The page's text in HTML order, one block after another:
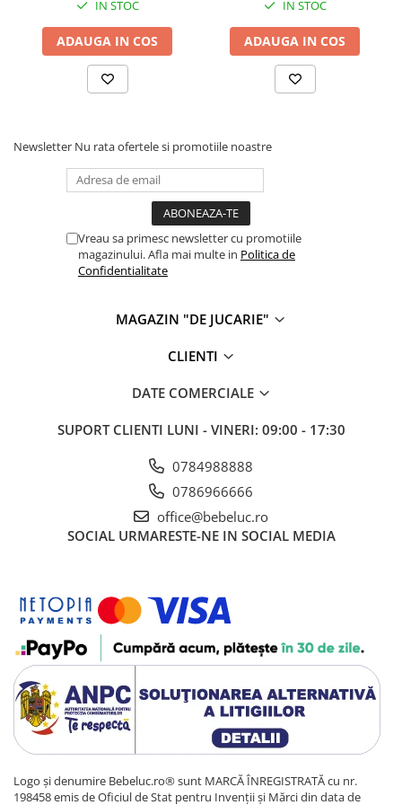
Carti de colorat
Carticele interactive
Cadouri copii
Ceasuri copii
Idei cadou fetite
Cadouri bebelusi
Cadouri ieftine pentru copii
Cadouri botez
Cadou copii 2 ani
Cadou copii 4 ani
Cadou copii 8 ani
Cadou copii 12 ani
Penar fete
Agenda copii
Caserola compartimentata copii
Etui Ochelari
Ghiozdan baieti
Ghiozdan fete
Papetarie
IN STOC
ADAUGA IN COS
IN STOC
ADAUGA IN COS
Newsletter Nu rata ofertele si promotiile noastre
Vreau sa primesc newsletter cu promotiile
magazinului. Afla mai multe in Politica de
Confidentialitate
MAGAZIN "DE JUCARIE"
CLIENTI
DATE COMERCIALE
SUPORT CLIENTI LUNI - VINERI: 09:00 - 17:30
0784988888
0786966666
office@bebeluc.ro
SOCIAL URMARESTE-NE IN SOCIAL MEDIA
Logo și denumire Bebeluc.ro® sunt MARCĂ ÎNREGISTRATĂ cu nr.
198458 emis de Oficiul de Stat pentru Invenții și Mărci din data de